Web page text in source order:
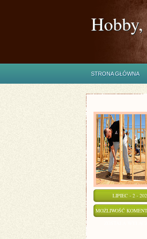
STRONA GŁÓWNA
LIPIEC - 2 -
MOŻLIWOŚĆ